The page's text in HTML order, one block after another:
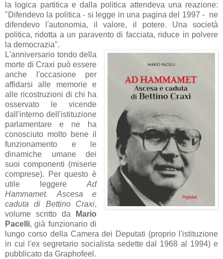
la logica partitica e dalla politica attendeva una reazione:
"Difendevo la politica - si legge in una pagina del 1997 - ne
difendevo l'autonomia, il valore, il potere. Una società
politica, ridotta a un paraventodi facciata, riduce in polvere
la democrazia".
L'anniversario tondo della
morte di Craxi può essere
anche l'occasione per
affidarsi alle memorie e
alle ricostruzioni di chi ha
osservato le vicende
dall'interno dell'istituzione
parlamentare e ne ha
conosciuto molto bene il
funzionamento e le
dinamiche umane dei
suoi componenti (miserie
comprese). Per questo è
utile leggereAd
Hammamet. Ascesa e
caduta di Bettino Craxi,
volume scritto da
Mario
Pacelli, già funzionario di
lungo corso della Camera dei Deputati (proprio l'istituzione
in cui l'ex segretario socialista sedette dal 1968 al 1994) e
pubblicato da Graphofeel.